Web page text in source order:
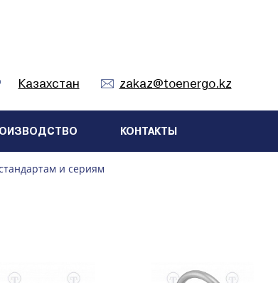
Казахстан zakaz@toenergo.kz
КОНТАКТЫ
и сериям